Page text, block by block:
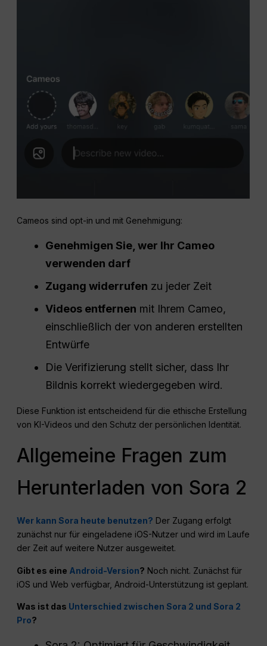
Cameos sind opt-in und mit Genehmigung:
Genehmigen Sie, wer Ihr Cameo
verwenden darf
Zugang widerrufen zu jeder Zeit
Videos entfernen mit Ihrem Cameo,
einschließlich der von anderen erstellten
Entwürfe
Die Verifizierung stellt sicher, dass Ihr
Bildnis korrekt wiedergegeben wird.
Diese Funktion ist entscheidend für die ethische Erstellung
von KI-Videos und den Schutz der persönlichen Identität.
Allgemeine Fragen zum
Herunterladen von Sora 2
Wer kann Sora heute benutzen? Der Zugang erfolgt
zunächst nur für eingeladene iOS-Nutzer und wird im Laufe
der Zeit auf weitere Nutzer ausgeweitet.
Gibt es eine Android-Version? Noch nicht. Zunächst für
iOS und Web verfügbar, Android-Unterstützung ist geplant.
Was ist das Unterschied zwischen Sora 2 und Sora 2
Pro?